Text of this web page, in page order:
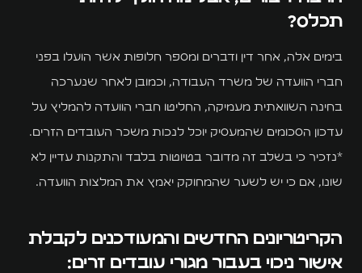
תכלס?
בימים אלה, אחר דין ודברים ומספר חלופות אשר הועלו בפני
חברי הוועדה של משרד העבודה, וכמובן לאחר שנערכה
בחינה השוואתית מעמיקה, החליטו חברי הוועדה להמליץ על
עדכון הסכומים שהמעסיק יוכל לנכות משכר העובדים הזרים.
*נזכיר כי בשלב זה מדובר בטיוטות בלבד והתקנות עדיין לא
שונו, אם כי יש לשער שהמחוקק יאמץ את המלצות הוועדה.
הקריטריונים החדשים והמעודכנים לקבלת
אישור ניכוי בעבור מגורי עובדים זרים: